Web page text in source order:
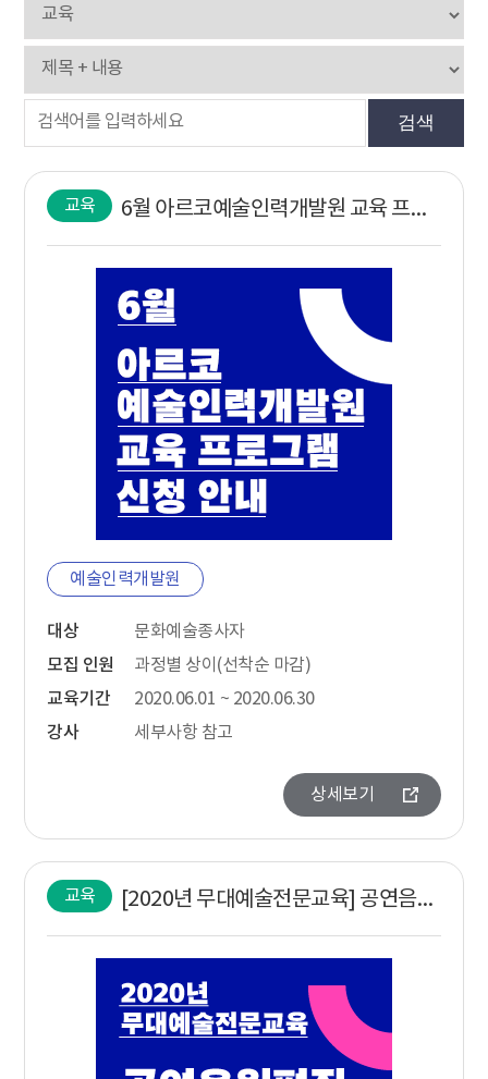
검색
교육 6월 아르코예술인력개발원 교육 프로그램 신청 안내
예술인력개발원
대상
문화예술종사자
모집 인원
과정별 상이(선착순 마감)
교육기간
2020.06.01 ~ 2020.06.30
강사
세부사항 참고
상세보기
교육 [2020년 무대예술전문교육] 공연음원편집제작실습기초-연극,무용